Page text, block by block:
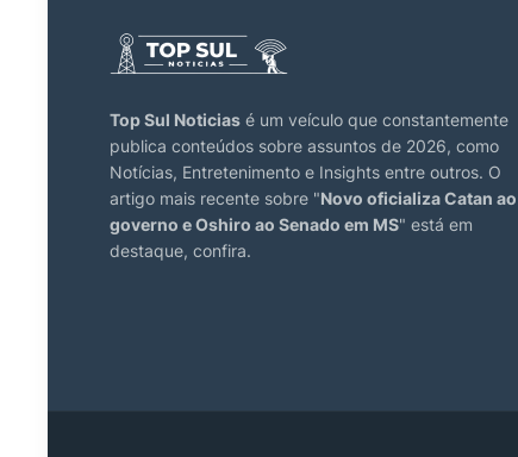
Top Sul Noticias é um veículo que constantemente
publica conteúdos sobre assuntos de 2026, como
Notícias, Entretenimento e Insights entre outros. O
artigo mais recente sobre "Novo oficializa Catan ao
governo e Oshiro ao Senado em MS" está em
destaque, confira.